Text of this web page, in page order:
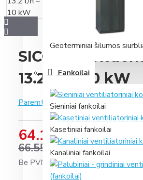
Geoterminiai šilumos
Fankoilai
Sieniniai fankoilai
Kasetiniai fankoilai
Kanaliniai fankoilai
SICCOM
13.2 l/h – 10 kW
Paremta 1 įvertinimais. -Parašyti
64.13 €
66.55 €
Be PVM: 53.00 €